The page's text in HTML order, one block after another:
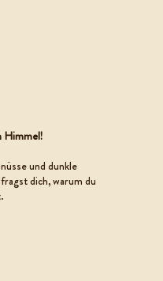
Himmel!
und dunkle
dich, warum du